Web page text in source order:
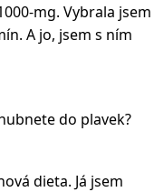
mg. Vybrala jsem
A jo, jsem s ním
do plavek?
dieta. Já jsem